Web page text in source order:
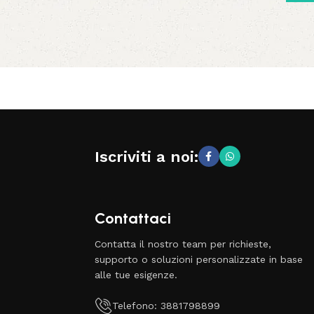
Iscriviti a noi:
Contattaci
Contatta il nostro team per richieste,
supporto o soluzioni personalizzate in base
alle tue esigenze.
Telefono: 3881798899